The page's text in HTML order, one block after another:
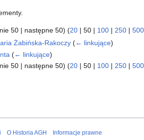
50 | następne 50) (20 | 50 | 100 | 250 | 500
Żabińska-Rakoczy (← linkujące)
(← linkujące)
50 | następne 50) (20 | 50 | 100 | 250 | 500
O Historia AGH Informacje prawne